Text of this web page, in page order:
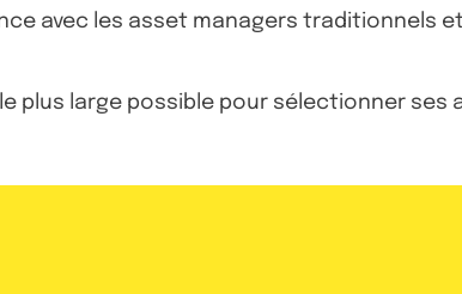
avec les asset managers traditionnels
plus large possible pour sélectionner